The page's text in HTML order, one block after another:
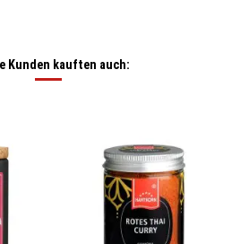
Kunden kauften auch: